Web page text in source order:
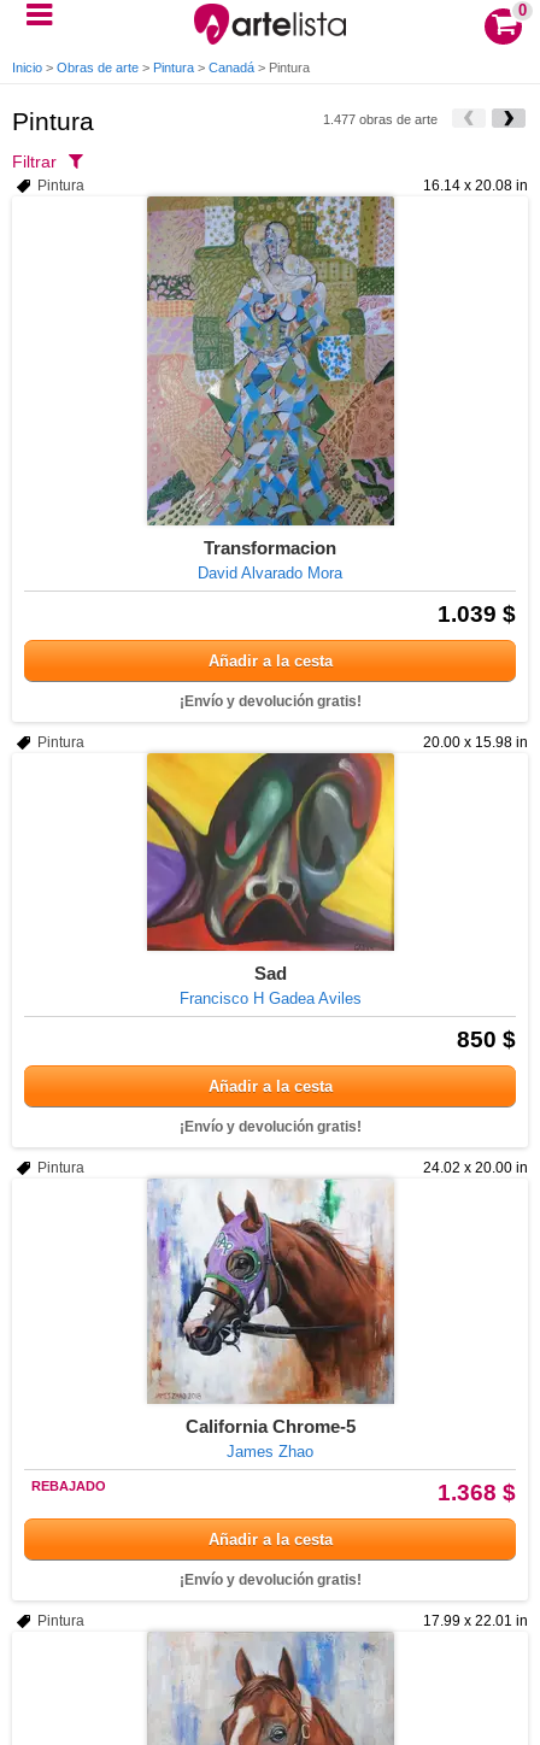
0
Inicio > Obras de arte > Pintura > Canadá > Pintura
Pintura 1.477 obras de arte
Filtrar
16.14 x 20.08 in
Pintura
Transformacion
David Alvarado Mora
1.039 $
Añadir a la cesta
¡Envío y devolución gratis!
20.00 x 15.98 in
Pintura
Sad
Francisco H Gadea Aviles
850 $
Añadir a la cesta
¡Envío y devolución gratis!
24.02 x 20.00 in
Pintura
California Chrome-5
James Zhao
1.368 $
REBAJADO
Añadir a la cesta
¡Envío y devolución gratis!
17.99 x 22.01 in
Pintura